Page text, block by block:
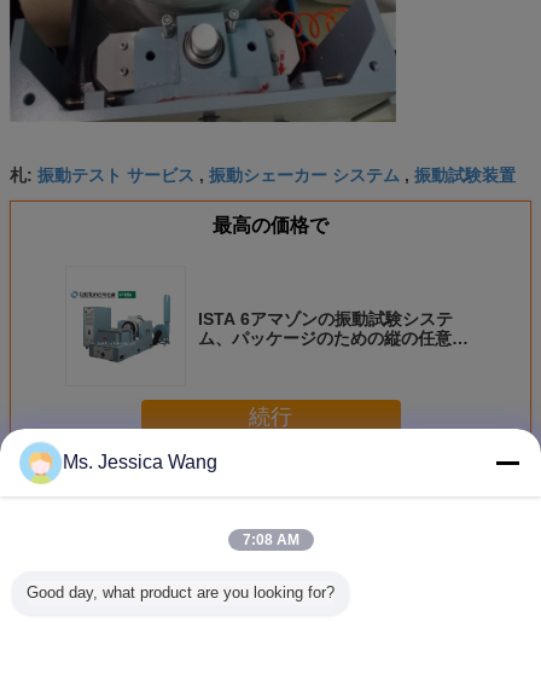
札: 振動テスト サービス , 振動シェーカー システム , 振動試験装置
最高の価格で
ISTA 6アマゾンの振動試験システ
ム、パッケージのための縦の任意振
続行
多く振動試験システム
Ms. Jessica Wang
7:08 AM
Good day, what product are you looking for?